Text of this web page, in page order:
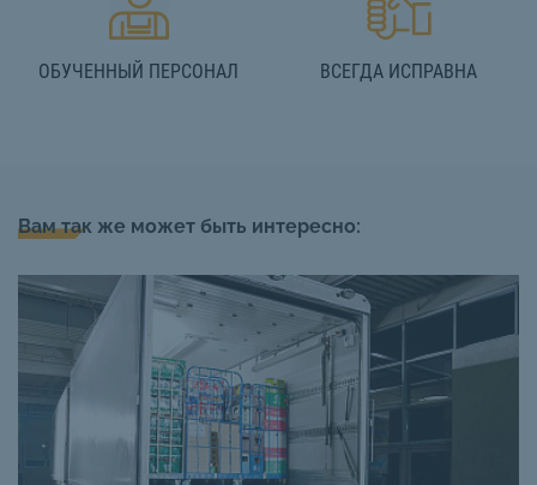
ОБУЧЕННЫЙ ПЕРСОНАЛ ВСЕГДА ИСПРАВНА
Вам так же может быть интересно: